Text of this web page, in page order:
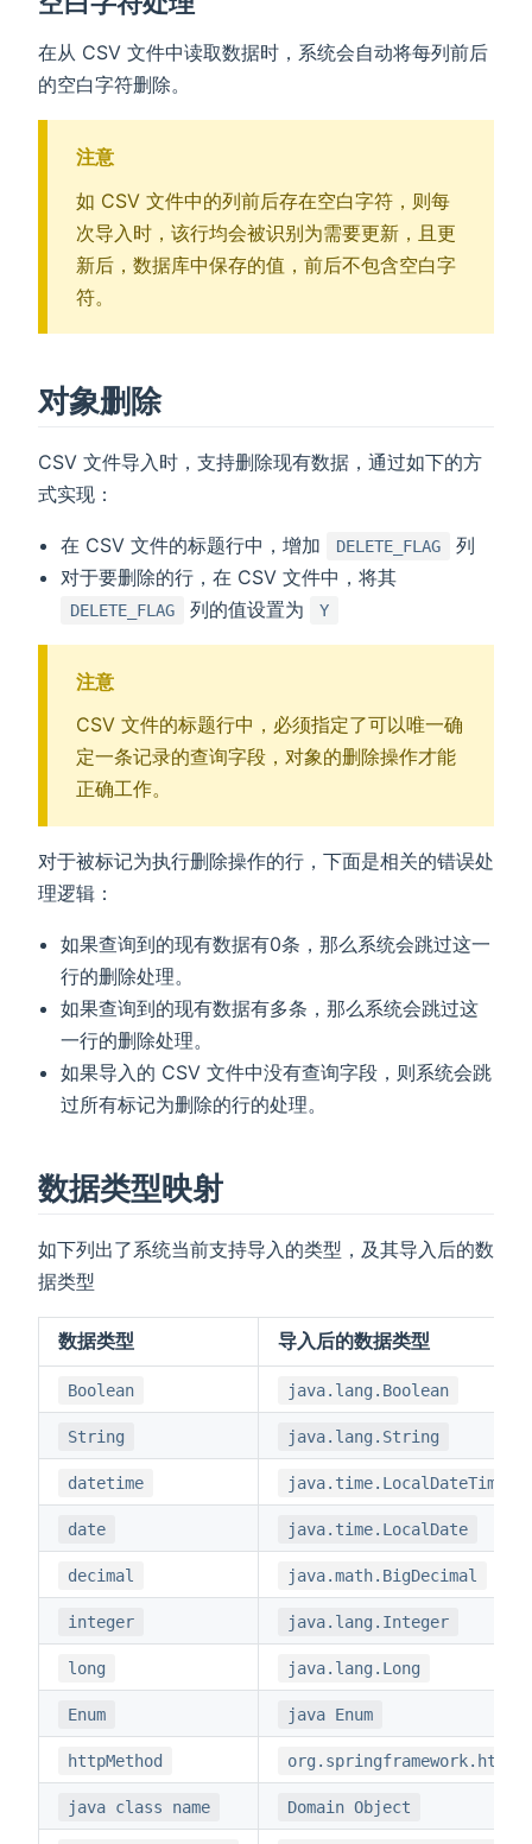
在从 CSV 文件中读取数据时，系统会自动将每列前后
的空白字符删除。
注意
如 CSV 文件中的列前后存在空白字符，则每
次导入时，该行均会被识别为需要更新，且更
新后，数据库中保存的值，前后不包含空白字
符。
对象删除
CSV 文件导入时，支持删除现有数据，通过如下的方
式实现：
在 CSV 文件的标题行中，增加 DELETE_FLAG
列
对于要删除的行，在 CSV 文件中，将其
DELETE_FLAG 列的值设置为 Y
注意
CSV 文件的标题行中，必须指定了可以唯一确
定一条记录的查询字段，对象的删除操作才能
正确工作。
对于被标记为执行删除操作的行，下面是相关的错误处
理逻辑：
如果查询到的现有数据有0条，那么系统会跳过这一
行的删除处理。
如果查询到的现有数据有多条，那么系统会跳过这
一行的删除处理。
如果导入的 CSV 文件中没有查询字段，则系统会跳
过所有标记为删除的行的处理。
数据类型映射
如下列出了系统当前支持导入的类型，及其导入后的数
据类型
数据类型 导入后的数据类型
Boolean java.lang.Boolean
String java.lang.String
datetime java.time.LocalDateTime
date java.time.LocalDate
decimal java.math.BigDecimal
integer java.lang.Integer
long java.lang.Long
Enum java Enum
httpMethod
java class name Domain Object